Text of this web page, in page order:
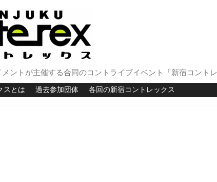
ントが主催する合同のコントライブイベント「新宿コント
スとは 過去参加団体 各回の新宿コントレックス